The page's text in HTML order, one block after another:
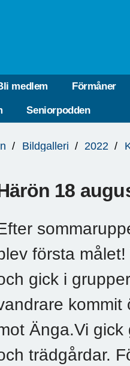
medlem Förmåner
Seniorpodden
Bildgalleri 2022
18
första
gick i
kommit
Änga.Vi
trädgårdar.